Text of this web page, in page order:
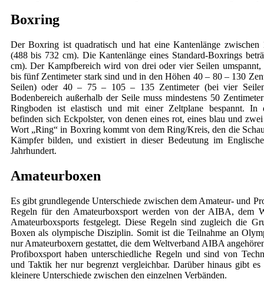
Boxring
Der Boxring ist quadratisch und hat eine Kantenlänge
(488 bis 732 cm). Die Kantenlänge eines Standard-Boxrings
cm). Der Kampfbereich wird von drei oder vier Seilen
bis fünf Zentimeter stark sind und in den Höhen 40 – 80 – 130
Seilen) oder 40 – 75 – 105 – 135 Zentimeter (bei vier
Bodenbereich außerhalb der Seile muss mindestens 50
Ringboden ist elastisch und mit einer Zeltplane bespannt. In
befinden sich Eckpolster, von denen eines rot, eines blau und
Wort „Ring“ in Boxring kommt von dem Ring/Kreis, den die
Kämpfer bilden, und existiert in dieser Bedeutung im
Jahrhundert.
Amateurboxen
Es gibt grundlegende Unterschiede zwischen dem Amateur- und
Regeln für den Amateurboxsport werden von der AIBA, dem
Amateurboxsports festgelegt. Diese Regeln sind zugleich die
Boxen als olympische Disziplin. Somit ist die Teilnahme an
nur Amateurboxern gestattet, die dem Weltverband AIBA
Profiboxsport haben unterschiedliche Regeln und sind von
und Taktik her nur begrenzt vergleichbar. Darüber hinaus gibt
kleinere Unterschiede zwischen den einzelnen Verbänden.